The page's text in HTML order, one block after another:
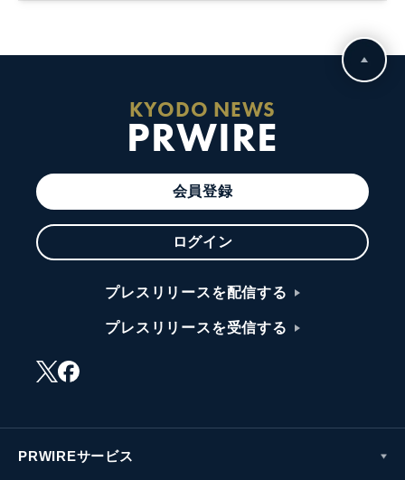
KYODO NEWS
PRWIRE
会員登録
ログイン
プレスリリースを配信する
プレスリリースを受信する
PRWIREサービス